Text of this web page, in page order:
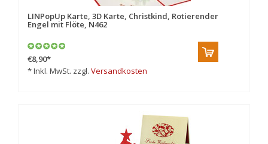
LINPopUp Karte, 3D Karte, Christkind, Rotierender
Engel mit Flöte, N462
€8,90*
* Inkl. MwSt. zzgl. Versandkosten